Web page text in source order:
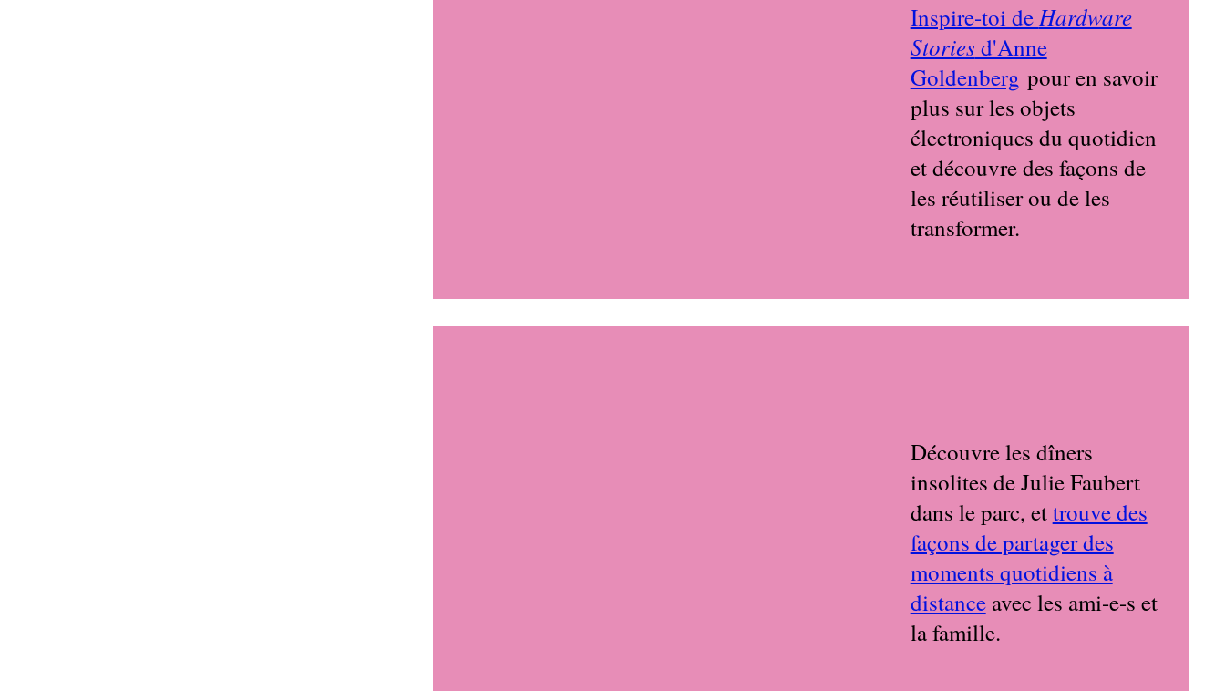
Inspire-toi deHardware
Stories d'Anne
Goldenberg pour en savoir
plus sur les objets
électroniques du quotidien
et découvre des façons de
les réutiliser ou de les
transformer.
Découvre les dîners
insolites de Julie Faubert
dans le parc, ettrouve des
façons de partager des
moments quotidiens à
distanceavec les ami-e-s et
la famille.